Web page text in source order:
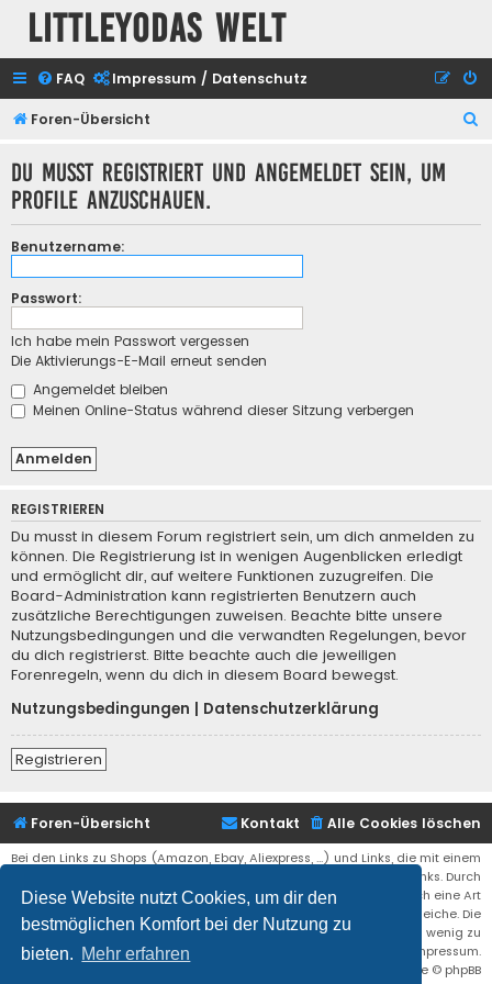
Diese Website nutzt Cookies, um dir den
bestmöglichen Komfort bei der Nutzung zu
bieten. Mehr erfahren
Littleyodas Welt
FAQ Impressum / Datenschutz
Foren-Übersicht
Du musst registriert und angemeldet sein, um
Profile anzuschauen.
Benutzername:
Passwort:
Ich habe mein Passwort vergessen
Die Aktivierungs-E-Mail erneut senden
Angemeldet bleiben
Meinen Online-Status während dieser Sitzung verbergen
REGISTRIEREN
Du musst in diesem Forum registriert sein, um dich anmelden zu
können. Die Registrierung ist in wenigen Augenblicken erledigt
und ermöglicht dir, auf weitere Funktionen zuzugreifen. Die
Board-Administration kann registrierten Benutzern auch
zusätzliche Berechtigungen zuweisen. Beachte bitte unsere
Nutzungsbedingungen und die verwandten Regelungen, bevor
du dich registrierst. Bitte beachte auch die jeweiligen
Forenregeln, wenn du dich in diesem Board bewegst.
Nutzungsbedingungen
Datenschutzerklärung
Registrieren
Foren-Übersicht Alle Cookies löschen
Kontakt
Bei den Links zu Shops (Amazon, Ebay, Aliexpress, ...) und Links, die mit einem
Stern (*) markiert sind, kann es sich um sogenannte Affiliate Links. Durch
den Kauf eines Produktes über einen Affiliate Link erhälte ich eine Art
Umsatzbeteiligung gutgeschrieben. Für euch bleibt der Preis der gleiche. Die
Einnahmen helfen die Hostgebühren für diese Webseite ein wenig zu
reduzieren. Siehe auch das Impressum.
® Forum Software © phpBB